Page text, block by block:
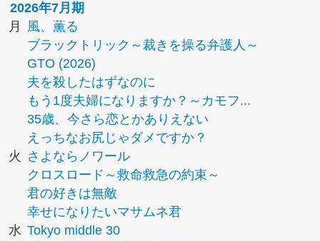
2026年7月期
月
風、薫る
ブラックトリック～裁きを操る弁護人～
GTO (2026)
夫を殺したはずなのに
もう1度夫婦になりますか？～カモフ...
35歳、今さら恋とかありえない
えっちなお尻じゃダメですか？
火
さよならノワール
クロスロード～救命救急の約束～
君の好きは無敵
幸せになりたいマサムネ君
水 Tokyo middle 30